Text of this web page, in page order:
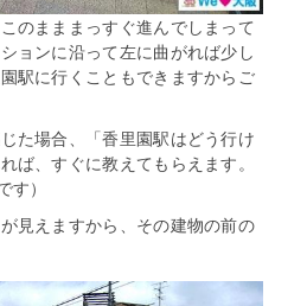
のまままっすぐ進んでしまって
ョンに沿って左に曲がれば少し
駅に行くこともできますからご
た場合、「香里園駅はどう行け
ば、すぐに教えてもらえます。
す）
見えますから、その建物の前の